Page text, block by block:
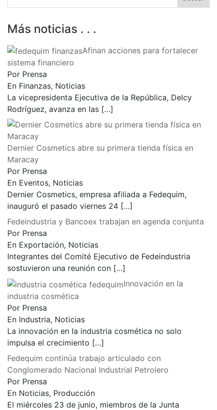
Más noticias . . .
Afinan acciones para fortalecer
sistema financiero
Por Prensa
En Finanzas, Noticias
La vicepresidenta Ejecutiva de la República, Delcy
Rodríguez, avanza en las […]
Dernier Cosmetics abre su primera tienda física en
Maracay
Por Prensa
En Eventos, Noticias
Dernier Cosmetics, empresa afiliada a Fedequim,
inauguró el pasado viernes 24 […]
Fedeindustria y Bancoex trabajan en agenda conjunta
Por Prensa
En Exportación, Noticias
Integrantes del Comité Ejecutivo de Fedeindustria
sostuvieron una reunión con […]
Innovación en la
industria cosmética
Por Prensa
En Industria, Noticias
La innovación en la industria cosmética no solo
impulsa el crecimiento […]
Fedequim continúa trabajo articulado con
Conglomerado Nacional Industrial Petrolero
Por Prensa
En Noticias, Producción
El miércoles 23 de junio, miembros de la Junta